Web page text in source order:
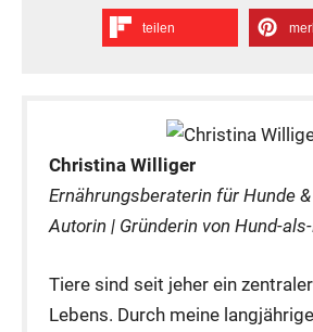
tei­len
Christina Williger
Ernährungsberaterin für Hunde
Autorin | Gründerin von Hund-
Tiere sind seit jeher ein
Lebens. Durch meine